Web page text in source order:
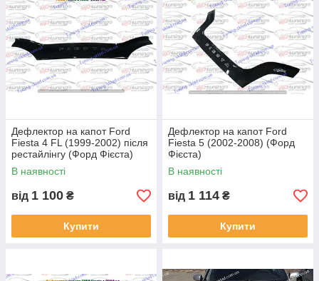
Дефлектор на капот Ford
Fiesta 4 FL (1999-2002) після
рестайлінгу (Форд Фієста)
В наявності
від 1 100 ₴
Купити
Дефлектор на капот Ford
Fiesta 5 (2002-2008) (Форд
Фієста)
В наявності
від 1 114 ₴
Купити